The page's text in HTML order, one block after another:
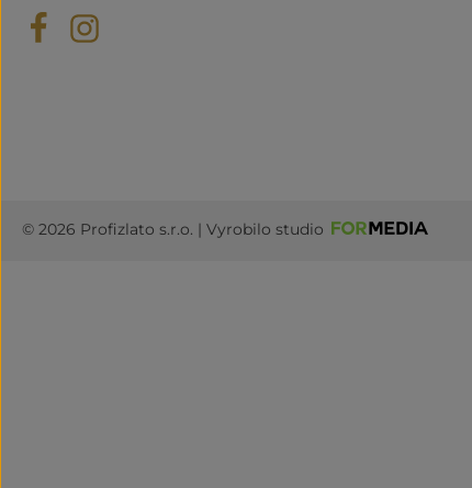
© 2026 Profizlato s.r.o. | Vyrobilo studio